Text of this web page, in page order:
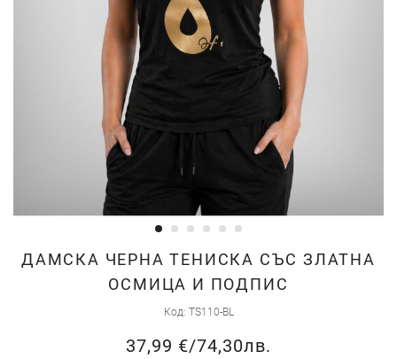
ДАМСКА ЧЕРНА ТЕНИСКА СЪС ЗЛАТНА
ОСМИЦА И ПОДПИС
Код TS110-BL
37,99 €/74,30лв.
Преминете